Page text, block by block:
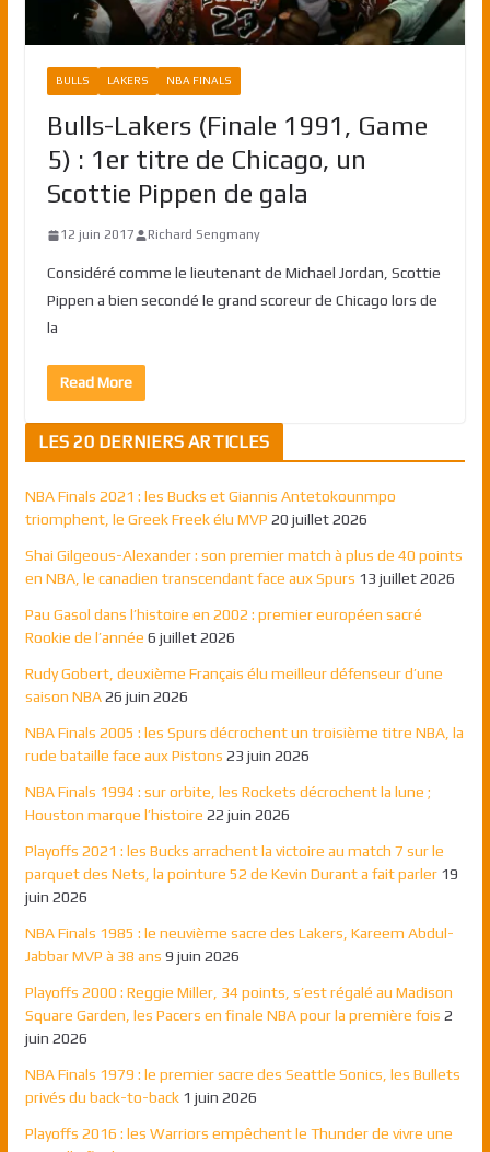
BULLS LAKERS NBA FINALS
Bulls-Lakers (Finale 1991, Game
5) : 1er titre de Chicago, un
Scottie Pippen de gala
12 juin 2017 Richard Sengmany
Considéré comme le lieutenant de Michael Jordan, Scottie
Pippen a bien secondé le grand scoreur de Chicago lors de
la
Read More
LES 20 DERNIERS ARTICLES
NBA Finals 2021 : les Bucks et Giannis Antetokounmpo
triomphent, le Greek Freek élu MVP 20 juillet 2026
Shai Gilgeous-Alexander : son premier match à plus de 40 points
en NBA, le canadien transcendant face aux Spurs 13 juillet 2026
Pau Gasol dans l’histoire en 2002 : premier européen sacré
Rookie de l’année 6 juillet 2026
Rudy Gobert, deuxième Français élu meilleur défenseur d’une
saison NBA 26 juin 2026
NBA Finals 2005 : les Spurs décrochent un troisième titre NBA, la
rude bataille face aux Pistons 23 juin 2026
NBA Finals 1994 : sur orbite, les Rockets décrochent la lune ;
Houston marque l’histoire 22 juin 2026
Playoffs 2021 : les Bucks arrachent la victoire au match 7 sur le
parquet des Nets, la pointure 52 de Kevin Durant a fait parler 19
juin 2026
NBA Finals 1985 : le neuvième sacre des Lakers, Kareem Abdul-
Jabbar MVP à 38 ans 9 juin 2026
Playoffs 2000 : Reggie Miller, 34 points, s’est régalé au Madison
Square Garden, les Pacers en finale NBA pour la première fois 2
juin 2026
NBA Finals 1979 : le premier sacre des Seattle Sonics, les Bullets
privés du back-to-back 1 juin 2026
Playoffs 2016 : les Warriors empêchent le Thunder de vivre une